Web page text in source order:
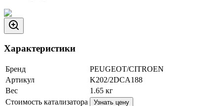
Характеристики
Бренд
PEUGEOT/CITROEN
Артикул
K202/2DCA188
Вес
1.65 кг
Стоимость катализатора
Узнать цену